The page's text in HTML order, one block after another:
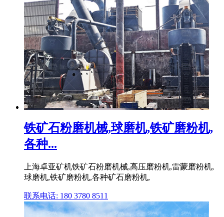
铁矿石粉磨机械,球磨机,铁矿磨粉机,
各种...
上海卓亚矿机铁矿石粉磨机械,高压磨粉机,雷蒙磨粉机,
球磨机,铁矿磨粉机,各种矿石磨粉机,
联系电话: 180 3780 8511